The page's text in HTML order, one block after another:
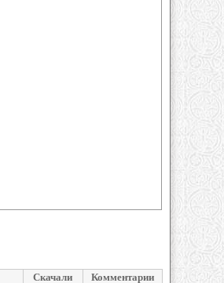
Скачали Комментарии